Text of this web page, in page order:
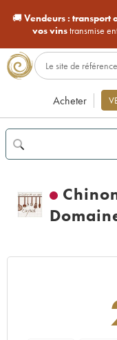
🚚Vendeurs : transport
vos vinstransmise
Acheter